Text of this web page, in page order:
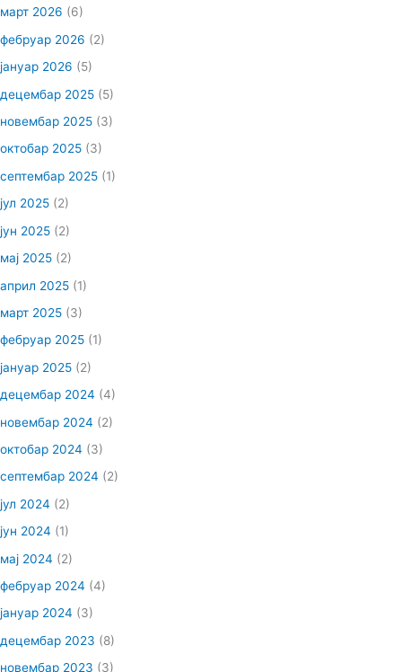
март 2026 (6)
фебруар 2026 (2)
јануар 2026 (5)
децембар 2025 (5)
новембар 2025 (3)
октобар 2025 (3)
септембар 2025 (1)
јул 2025 (2)
јун 2025 (2)
мај 2025 (2)
април 2025 (1)
март 2025 (3)
фебруар 2025 (1)
јануар 2025 (2)
децембар 2024 (4)
новембар 2024 (2)
октобар 2024 (3)
септембар 2024 (2)
јул 2024 (2)
јун 2024 (1)
мај 2024 (2)
фебруар 2024 (4)
јануар 2024 (3)
децембар 2023 (8)
новембар 2023 (3)